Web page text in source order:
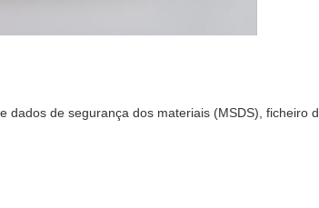
dados de segurança dos materiais (MSDS), ficheiro